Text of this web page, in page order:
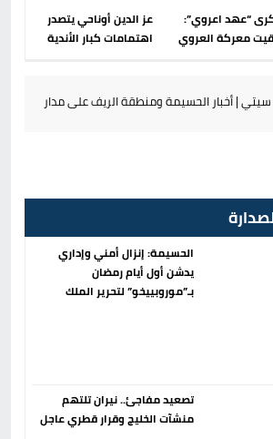
“عهد اعروي”:
معركة العروي
الإسباني في
الريف؟
عز الدين أوناحي يتصدر
اهتمامات كبار الأندية
| أخبار الحسيمة ومنطقة الريف على مدار
الحسيمة: إنزال أمني وإداري
يدشن أول أيام رمضان
بـ”موروبييخو” لتحرير الملك
تصعيد مفاجئ.. نيران تلتهم
منشآت الخليج وقرار قطري عاجل